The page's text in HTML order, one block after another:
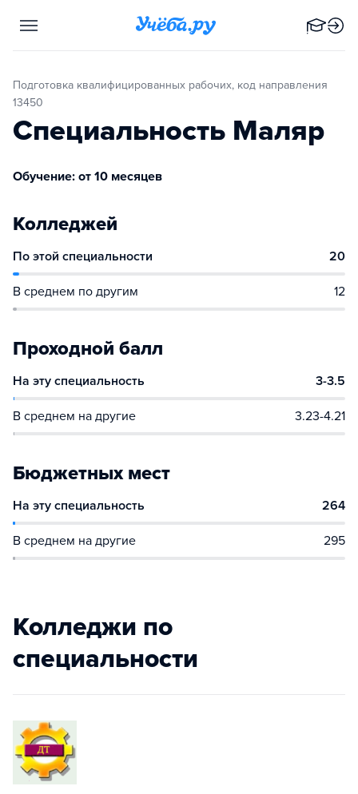
Подготовка квалифицированных рабочих, код направления
13450
Специальность Маляр
Обучение: от 10 месяцев
Колледжей
По этой специальности 20
В среднем по другим 12
Проходной балл
На эту специальность 3-3.5
В среднем на другие 3.23-4.21
Бюджетных мест
На эту специальность 264
В среднем на другие 295
Колледжи по
специальности